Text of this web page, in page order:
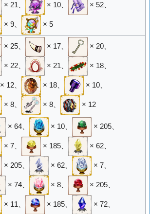
× 21、 × 10、 × 52、
× 9、 × 5
× 25、 × 17、 × 20、
× 22、 × 21、 × 18、
× 12、 × 18、 × 10、
× 8、 × 8、 × 12
× 64、 × 10、 × 205、
× 7、 × 185、 × 62、
× 205、 × 62、 × 7、
× 74、 × 8、 × 205、
× 11、 × 185、 × 72、